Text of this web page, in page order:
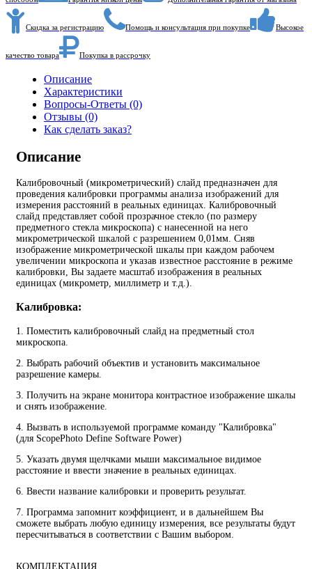
Скидка за регистрацию Помощь и консультация при покупке Высокое
качество товара Покупка в рассрочку
Описание
Характеристики
Вопросы-Ответы (0)
Отзывы (0)
Как сделать заказ?
Описание
Калибровочный (микрометрический) слайд предназначен для
проведения калибровки программы анализа изображений для
измерения расcтояний в реальных единицах. Калибровочный
слайд представляет собой прозрачное стекло (по размеру
предметного стекла микроскопа) с нанесенной на него
микрометрической шкалой с разрешением 0,01мм. Сняв
изображение микрометрической шкалы при каждом рабочем
увеличении микроскопа и указав известное расстояние в режиме
калибровки, Вы задаете масштаб изображения в реальных
единицах (микрометр, миллиметр и т.д.).
Калибровка:
1. Поместить калибровочный слайд на предметный стол
микроскопа.
2. Выбрать рабочий объектив и установить максимальное
разрешение камеры.
3. Получить на экране монитора контрастное изображение шкалы
и снять изображение.
4. Вызвать в используемой программе команду "Калибровка"
(для ScopePhoto Define Software Power)
5. Указать двумя щелчками мыши максимальное видимое
расстояние и ввести значение в реальных единицах.
6. Ввести название калибровки и проверить результат.
7. Программа запомнит коэффициент, и в дальнейшем Вы
сможете выбрать любую единицу измерения, все результаты будут
пересчитываться в соответствии с Вашим выбором.
КОМПЛЕКТАЦИЯ